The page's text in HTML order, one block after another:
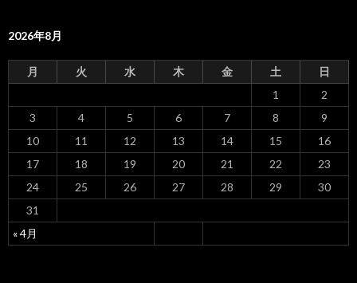
2026年8月
月 火 水 木 金 土 日
« 4月
1
2
3
4 5 6 7 8
9
10
11 12 13 14 15
16
17
18 19 20 21 22
23
24
25 26 27 28 29
30
31